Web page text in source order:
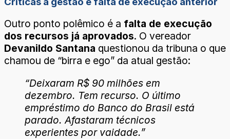
Outro ponto polêmico é a falta de execução
dos recursos já aprovados. O vereador
Devanildo Santana questionou da tribuna o que
chamou de “birra e ego” da atual gestão:
“Deixaram R$ 90 milhões em
dezembro. Tem recurso. O último
empréstimo do Banco do Brasil está
parado. Afastaram técnicos
experientes por vaidade.”